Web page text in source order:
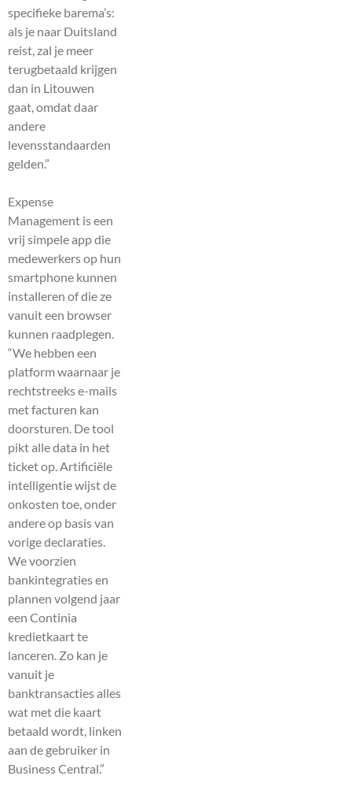
specifieke barema’s:
als je naar Duitsland
reist, zal je meer
terugbetaald krijgen
dan in Litouwen
gaat, omdat daar
andere
levensstandaarden
gelden.”
Expense
Management is een
vrij simpele app die
medewerkers op hun
smartphone kunnen
installeren of die ze
vanuit een browser
kunnen raadplegen.
“We hebben een
platform waarnaar je
rechtstreeks e-mails
met facturen kan
doorsturen. De tool
pikt alle data in het
ticket op. Artificiële
intelligentie wijst de
onkosten toe, onder
andere op basis van
vorige declaraties.
We voorzien
bankintegraties en
plannen volgend jaar
een Continia
kredietkaart te
lanceren. Zo kan je
vanuit je
banktransacties alles
wat met die kaart
betaald wordt, linken
aan de gebruiker in
Business Central.”